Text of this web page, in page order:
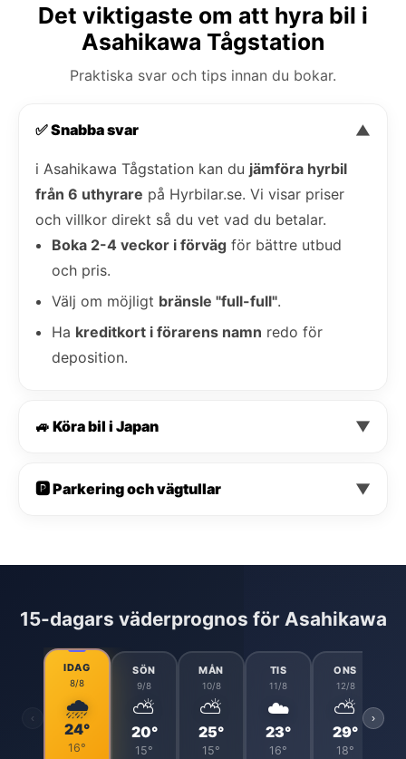
Det viktigaste om att hyra bil i
Asahikawa Tågstation
Praktiska svar och tips innan du bokar.
✅ Snabba svar ▼
i Asahikawa Tågstation kan du jämföra hyrbil
från 6 uthyrare på Hyrbilar.se. Vi visar priser
och villkor direkt så du vet vad du betalar.
Boka 2-4 veckor i förväg för bättre utbud
och pris.
Välj om möjligt bränsle "full-full".
Ha kreditkort i förarens namn redo för
deposition.
🚙 Köra bil i Japan ▼
🅿️ Parkering och vägtullar ▼
15-dagars väderprognos för Asahikawa
‹
IDAG
8/8
🌧️
24°
16°
SÖN
9/8
⛅
20°
15°
MÅN
10/8
⛅
25°
15°
TIS
11/8
☁️
23°
16°
ONS
12/8
⛅
29°
18°
›